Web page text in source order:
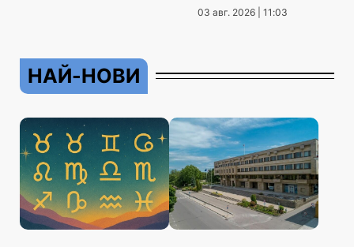
03 авг. 2026 | 11:03
НАЙ-НОВИ